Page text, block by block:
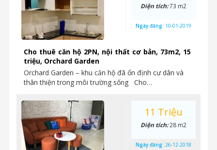
Cho thuê căn hộ 2PN, nội thất cơ bản, 73m2, 15
triệu, Orchard Garden
Orchard Garden – khu căn hộ đã ổn định cư dân và
thân thiện trong môi trường sống Cho…
Diện tích:73 m2
Ngày đăng: 10-01-2019
11 Triệu
Diện tích:28 m2
Ngày đăng: 26-12-2018